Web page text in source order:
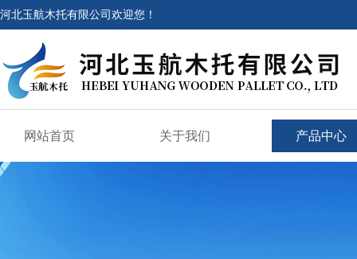
河北玉航木托有限公司欢迎您！
网站首页 关于我们 产品中心